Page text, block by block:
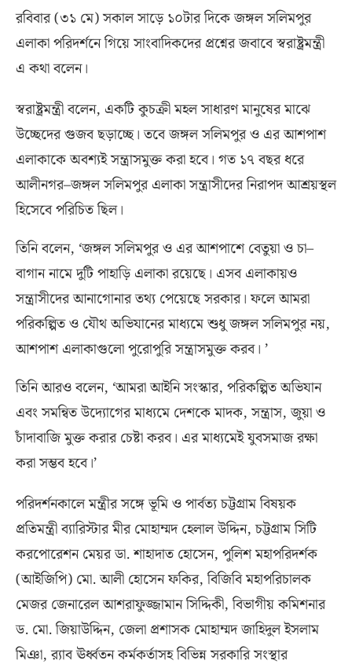
রবিবার(৩১ মে)সকাল সাড়ে ১০টার দিকে জঙ্গল সলিমপুর
এলাকা পরিদর্শনে গিয়ে সাংবাদিকদের প্রশ্নের জবাবে স্বরাষ্ট্রমন্ত্রী
এ কথা বলেন।
স্বরাষ্ট্রমন্ত্রী বলেন, একটি কুচক্রী মহল সাধারণ মানুষের মাঝে
উচ্ছেদের গুজব ছড়াচ্ছে। তবে জঙ্গল সলিমপুর ও এর আশপাশ
এলাকাকে অবশ্যই সন্ত্রাসমুক্ত করা হবে। গত ১৭ বছর ধরে
আলীনগর–জঙ্গল সলিমপুর এলাকা সন্ত্রাসীদের নিরাপদ আশ্রয়স্থল
হিসেবে পরিচিত ছিল।
তিনি বলেন, ‘জঙ্গল সলিমপুর ও এর আশপাশে বেতুয়া ও চা–
বাগান নামে দুটি পাহাড়ি এলাকা রয়েছে। এসব এলাকায়ও
সন্ত্রাসীদের আনাগোনার তথ্য পেয়েছে সরকার। ফলে আমরা
পরিকল্পিত ও যৌথ অভিযানের মাধ্যমে শুধু জঙ্গল সলিমপুর নয়,
আশপাশ এলাকাগুলো পুরোপুরি সন্ত্রাসমুক্ত করব। ’
তিনি আরও বলেন, ‘আমরা আইনি সংস্কার, পরিকল্পিত অভিযান
এবং সমন্বিত উদ্যোগের মাধ্যমে দেশকে মাদক,সন্ত্রাস,জুয়া ও
চাঁদাবাজি মুক্ত করার চেষ্টা করব। এর মাধ্যমেই যুবসমাজ রক্ষা
করা সম্ভব হবে।’
পরিদর্শনকালে মন্ত্রীর সঙ্গে ভূমি ও পার্বত্য চট্টগ্রাম বিষয়ক
প্রতিমন্ত্রী ব্যারিস্টার মীর মোহাম্মদ হেলাল উদ্দিন, চট্টগ্রাম সিটি
করপোরেশন মেয়র ডা.শাহাদাত হোসেন, পুলিশ মহাপরিদর্শক
(আইজিপি) মো.আলী হোসেন ফকির,বিজিবি মহাপরিচালক
মেজর জেনারেল আশরাফুজ্জামান সিদ্দিকী,বিভাগীয় কমিশনার
ড. মো.জিয়াউদ্দিন, জেলা প্রশাসক মোহাম্মদ জাহিদুল ইসলাম
মিঞা,র‌্যাব ঊর্ধ্বতন কর্মকর্তাসহ বিভিন্ন সরকারি সংস্থার